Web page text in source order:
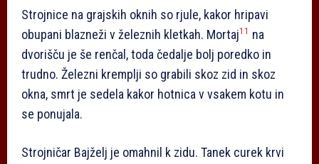
Strojnice na grajskih oknih so rjule, kakor hripavi
obupani blazneži v železnih kletkah. Mortaj11 na
dvorišču je še renčal, toda čedalje bolj poredko in
trudno. Železni kremplji so grabili skoz zid in skoz
okna, smrt je sedela kakor hotnica v vsakem kotu in
se ponujala.
Strojničar Bajželj je omahnil k zidu. Tanek curek krvi